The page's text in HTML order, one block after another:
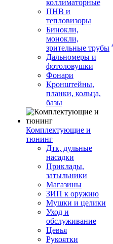
коллиматорные
ПНВ и
тепловизоры
Бинокли,
монокли,
зрительные трубы
Дальномеры и
фотоловушки
Фонари
Кронштейны,
планки, кольца,
базы
Комплектующие и
тюнинг
Дтк, дульные
насадки
Приклады,
затыльники
Магазины
ЗИП к оружию
Мушки и целики
Уход и
обслуживание
Цевья
Рукоятки